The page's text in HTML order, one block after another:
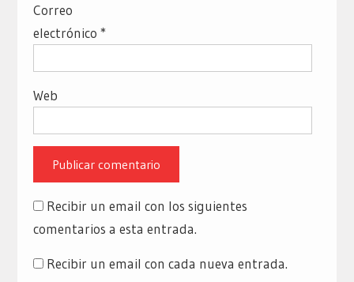
Correo
electrónico *
Web
Recibir un email con los siguientes
comentarios a esta entrada.
Recibir un email con cada nueva entrada.